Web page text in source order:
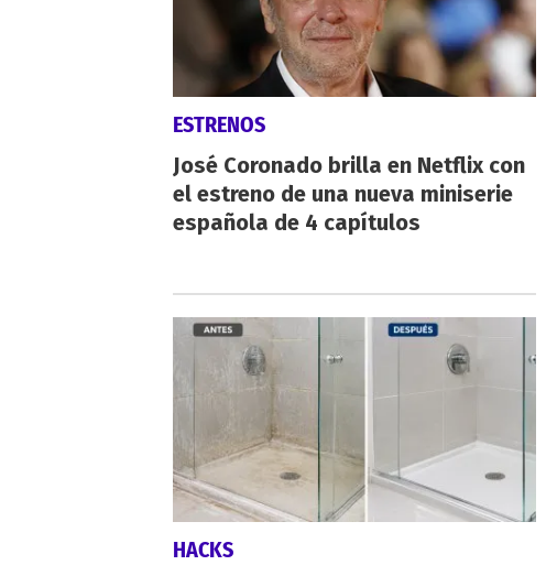
ESTRENOS
José Coronado brilla en Netflix con
el estreno de una nueva miniserie
española de 4 capítulos
HACKS